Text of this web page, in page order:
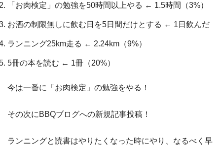
「お肉検定」の勉強を50時間以上やる ← 1.5時間（3%）
お酒の制限無しに飲む日を5日間だけとする ← 1日飲んだ
ランニング25km走る ← 2.24km（9%）
5冊の本を読む ← 1冊（20%）
今は一番に「お肉検定」の勉強をやる！
その次にBBQブログへの新規記事投稿！
ランニングと読書はやりたくなった時にやり、なるべく早